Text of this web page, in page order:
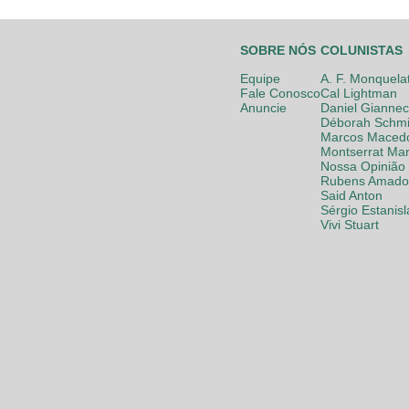
SOBRE NÓS
Equipe
Fale Conosco
Anuncie
COLUNISTAS
A. F.
Cal Lightman
Daniel
Déborah
Marcos
Montserrat
Nossa Opinião
Rubens
Said Anton
Sérgio
Vivi Stuart